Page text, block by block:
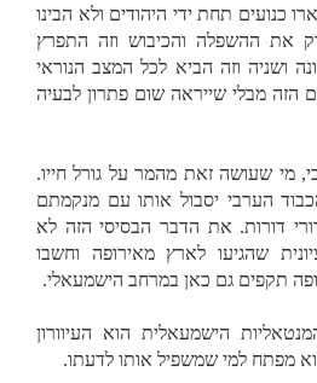
כנועים תחת ידי היהודים ולא הבינו
את ההשפלה והכיבוש וזה התפרץ
ושניה וזה הביא לכל המצב הנוראי
מבלי שייראה שום פתרון לבעיה
מי שעושה זאת מהמר על גורל חייו.
הערבי יסבול אותו עם מנקמתם
דורות. את הדבר הבסיסי הזה לא
שהגיעו לארץ מאירופה וחשבו
תקפים גם כאן במרחב הישמעאלי.
הישמעאלית הוא העיוורון
מפתח למי שמשפיל אותו לדעתו.